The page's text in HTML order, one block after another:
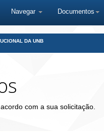
Navegar Documentos
DA UNB
com a sua solicitação.